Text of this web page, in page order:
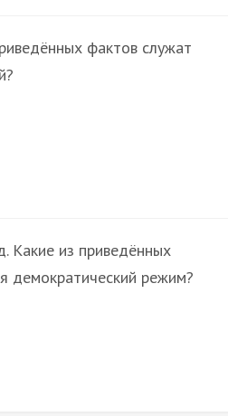
фактов служат
Какие из приведённых
демократический режим?